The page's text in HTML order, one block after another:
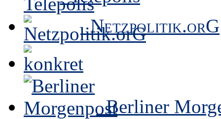
Netzpolitik.orG
Berliner